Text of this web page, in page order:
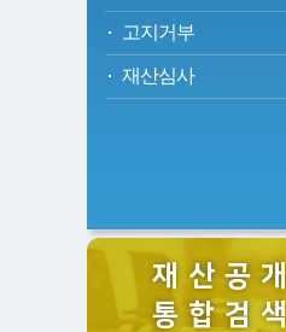
고지거부
재산심사
재 산 공 개
통 합 검 색